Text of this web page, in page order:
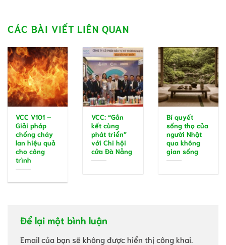
CÁC BÀI VIẾT LIÊN QUAN
VCC V101 –
Giải pháp
chống cháy
lan hiệu quả
cho công
trình
VCC: “Gắn
kết cùng
phát triển”
với Chi hội
cửa Đà Nẵng
Bí quyết
sống thọ của
người Nhật
qua không
gian sống
Để lại một bình luận
Email của bạn sẽ không được hiển thị công khai.